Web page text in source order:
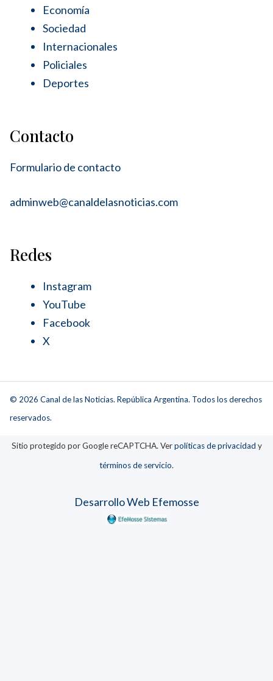
Economía
Sociedad
Internacionales
Policiales
Deportes
Contacto
Formulario de contacto
adminweb@canaldelasnoticias.com
Redes
Instagram
YouTube
Facebook
X
© 2026 Canal de las Noticias. República Argentina. Todos los derechos
reservados.
Sitio protegido por Google reCAPTCHA. Verpolíticas de privacidad y
términos de servicio.
Desarrollo Web Efemosse